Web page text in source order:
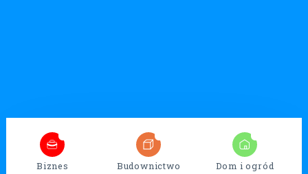
Biznes Budownictwo Dom i ogród